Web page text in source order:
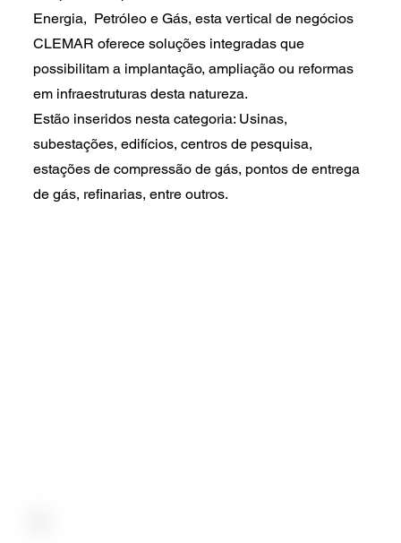
Energia, Petróleo e Gás, esta vertical de negócios
CLEMAR oferece soluções integradas que
possibilitam a implantação, ampliação ou reformas
em infraestruturas desta natureza.
Estão inseridos nesta categoria: Usinas,
subestações, edifícios, centros de pesquisa,
estações de compressão de gás, pontos de entrega
de gás, refinarias, entre outros.